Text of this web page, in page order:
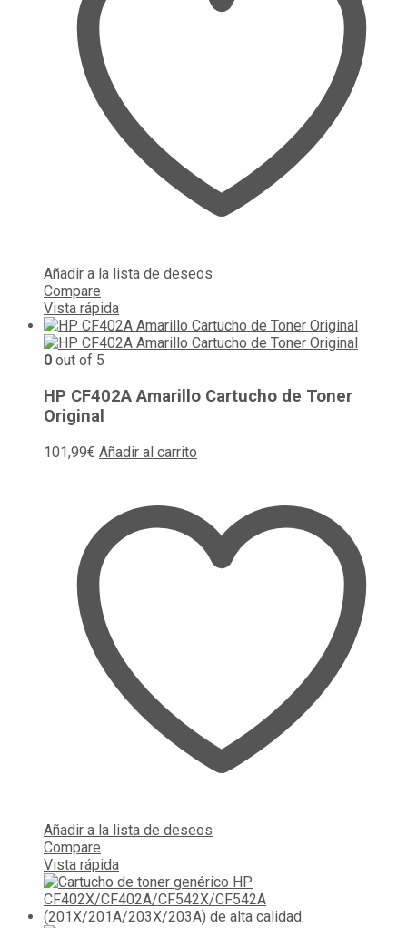
Añadir a la lista de deseos
Compare
Vista rápida
0 out of 5
HP CF402A Amarillo Cartucho de Toner
Original
101,99€ Añadir al carrito
Añadir a la lista de deseos
Compare
Vista rápida